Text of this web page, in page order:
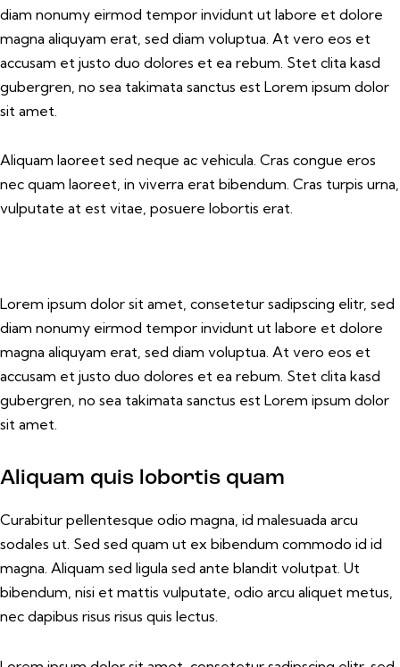
diam nonumy eirmod tempor invidunt ut labore et dolore
magna aliquyam erat, sed diam voluptua. At vero eos et
accusam et justo duo dolores et ea rebum. Stet clita kasd
gubergren, no sea takimata sanctus est Lorem ipsum dolor
sit amet.
Aliquam laoreet sed neque ac vehicula. Cras congue eros
nec quam laoreet, in viverra erat bibendum. Cras turpis urna,
vulputate at est vitae, posuere lobortis erat.
Lorem ipsum dolor sit amet, consetetur sadipscing elitr, sed
diam nonumy eirmod tempor invidunt ut labore et dolore
magna aliquyam erat, sed diam voluptua. At vero eos et
accusam et justo duo dolores et ea rebum. Stet clita kasd
gubergren, no sea takimata sanctus est Lorem ipsum dolor
sit amet.
Aliquam quis lobortis quam
Curabitur pellentesque odio magna, id malesuada arcu
sodales ut. Sed sed quam ut ex bibendum commodo id id
magna. Aliquam sed ligula sed ante blandit volutpat. Ut
bibendum, nisi et mattis vulputate, odio arcu aliquet metus,
nec dapibus risus risus quis lectus.